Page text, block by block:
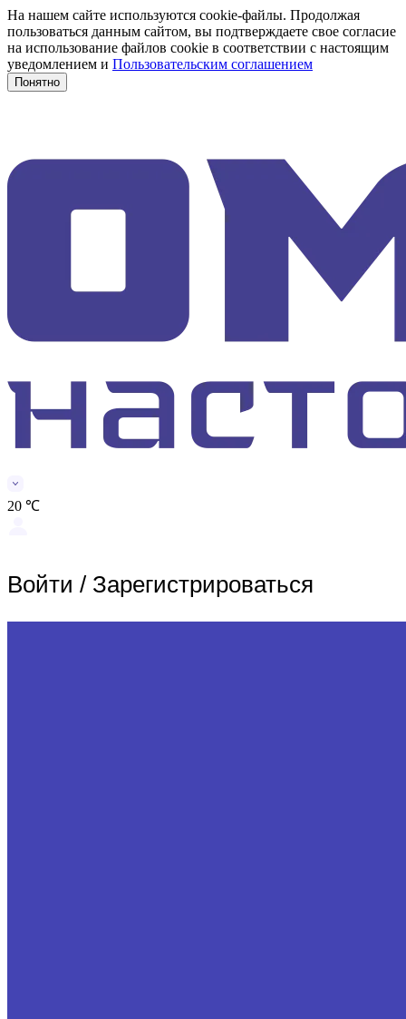
На нашем сайте используются cookie-файлы. Продолжая
пользоваться данным сайтом, вы подтверждаете свое согласие
на использование файлов cookie в соответствии с настоящим
уведомлением и Пользовательским соглашением
Понятно
20 ℃
Войти / Зарегистрироваться